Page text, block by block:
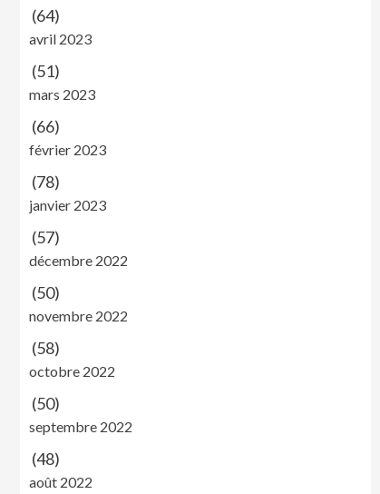
(64)
avril 2023
(51)
mars 2023
(66)
février 2023
(78)
janvier 2023
(57)
décembre 2022
(50)
novembre 2022
(58)
octobre 2022
(50)
septembre 2022
(48)
août 2022